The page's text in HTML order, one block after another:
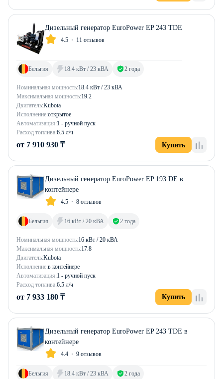
Дизельный генератор EuroPower EP 243 TDE
4.5 11 отзывов
Номинальная мощность:18.4 кВт / 23 кВА
Максимальная мощность:19.2
Двигатель:Kubota
Исполнение:открытое
Автоматизация:1 - ручной пуск
Расход топлива:6.5 л/ч
Бельгия 18.4 кВт / 23 кВА 2 года
от 7 910 930 ₸ Купить
Дизельный генератор EuroPower EP 193 DE в
контейнере
4.5 8 отзывов
Номинальная мощность:16 кВт / 20 кВА
Максимальная мощность:17.8
Двигатель:Kubota
Исполнение:в контейнере
Автоматизация:1 - ручной пуск
Расход топлива:6.5 л/ч
Бельгия 16 кВт / 20 кВА 2 года
от 7 933 180 ₸ Купить
Дизельный генератор EuroPower EP 243 TDE в
контейнере
4.4 9 отзывов
Бельгия 18.4 кВт / 23 кВА 2 года